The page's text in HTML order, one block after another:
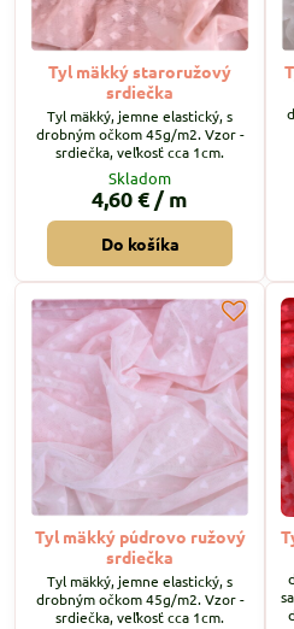
Tyl mäkký staroružový
srdiečka
Tyl mäkký, jemne elastický, s
drobným očkom 45g/m2. Vzor -
srdiečka, veľkosť cca 1cm.
Skladom
4,60 € / m
Do košíka
Tyl mäkký púdrovo ružový
srdiečka
Tyl mäkký, jemne elastický, s
drobným očkom 45g/m2. Vzor -
srdiečka, veľkosť cca 1cm.